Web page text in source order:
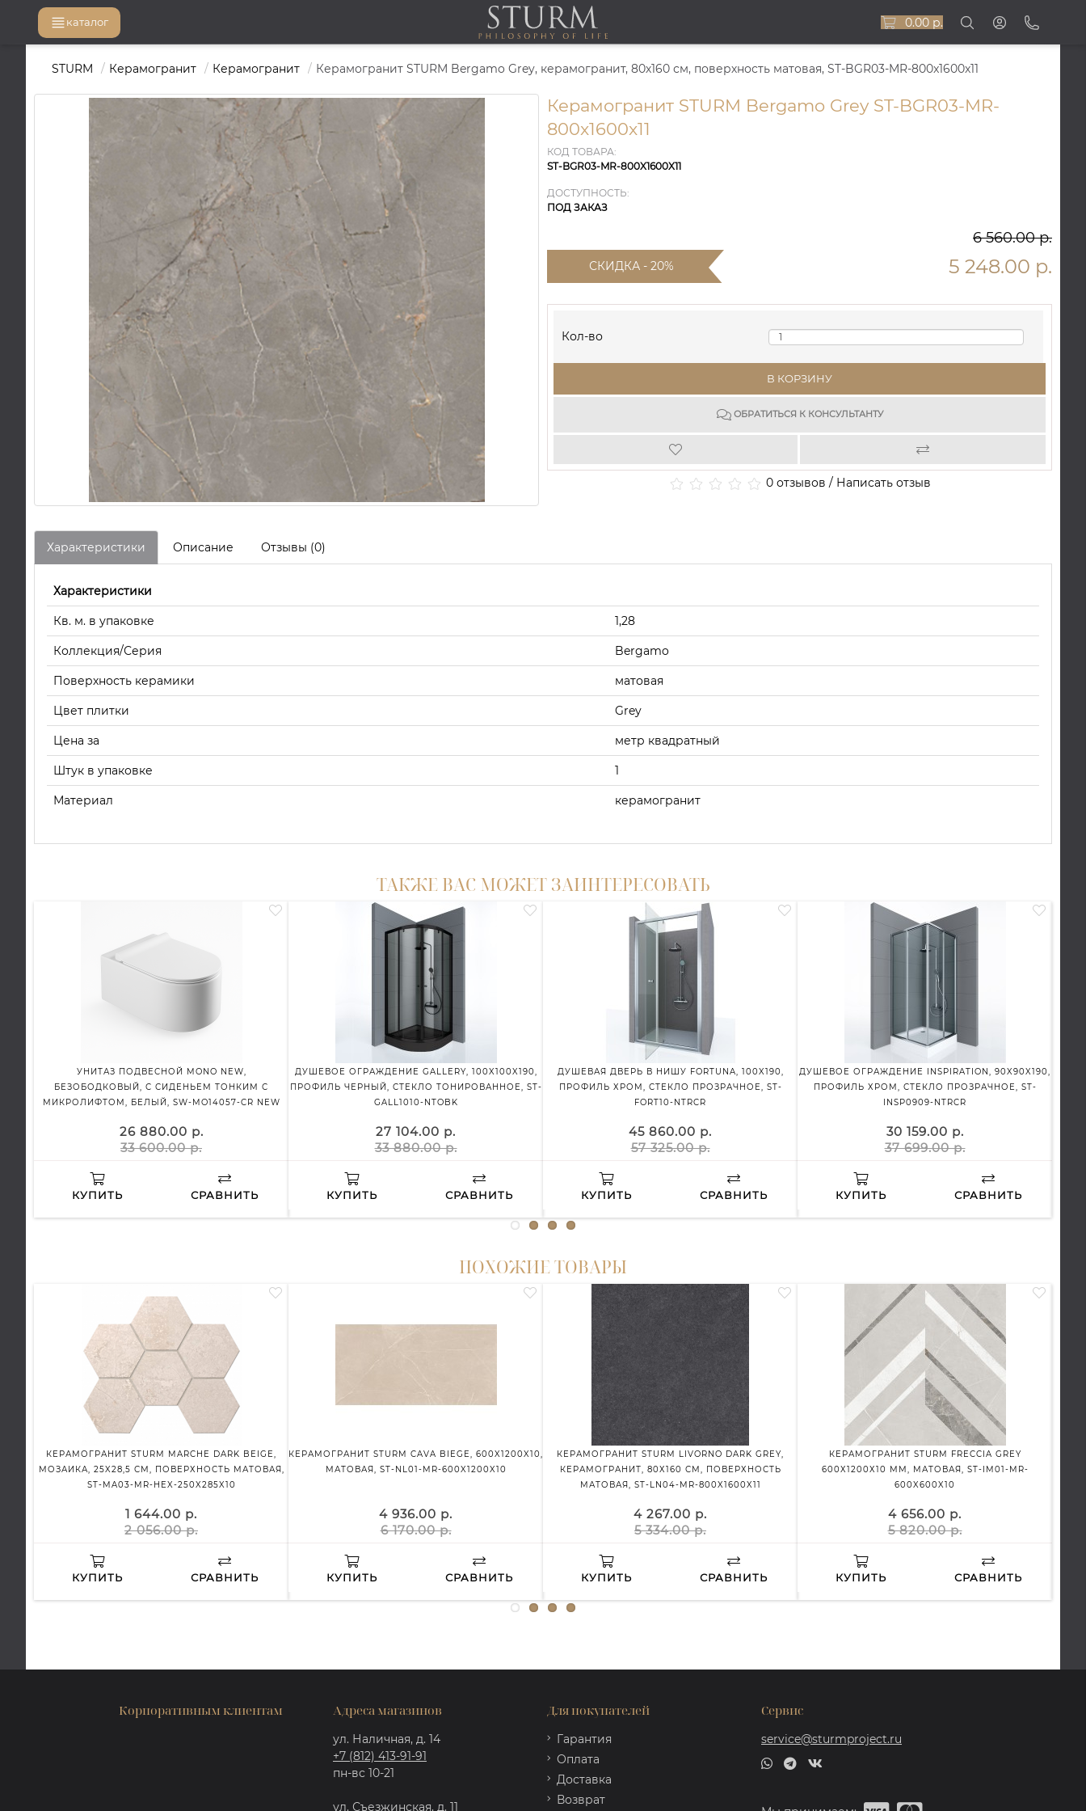
каталог 0.00 р.
STURM Керамогранит Керамогранит Керамогранит STURM Bergamo Grey, керамогранит, 80х160 см, поверхность матовая, ST-BGR03-MR-800x1600x11
Керамогранит STURM Bergamo Grey ST-BGR03-MR-
800x1600x11
КОД ТОВАРА:
ST-BGR03-MR-800X1600X11
ДОСТУПНОСТЬ:
ПОД ЗАКАЗ
6 560.00 р.
СКИДКА - 20% 5 248.00 р.
Кол-во
В КОРЗИНУ
ОБРАТИТЬСЯ К КОНСУЛЬТАНТУ
0 отзывов / Написать отзыв
Характеристики Описание Отзывы (0)
Характеристики
Кв. м. в упаковке 1,28
Коллекция/Серия Bergamo
Поверхность керамики матовая
Цвет плитки Grey
Цена за метр квадратный
Штук в упаковке 1
Материал керамогранит
ТАКЖЕ ВАС МОЖЕТ ЗАИНТЕРЕСОВАТЬ
УНИТАЗ ПОДВЕСНОЙ MONO NEW,
БЕЗОБОДКОВЫЙ, С СИДЕНЬЕМ ТОНКИМ С
МИКРОЛИФТОМ, БЕЛЫЙ, SW-MO14057-CR NEW
26 880.00 р.
33 600.00 р.
КУПИТЬ СРАВНИТЬ
ДУШЕВОЕ ОГРАЖДЕНИЕ GALLERY, 100X100X190,
ПРОФИЛЬ ЧЕРНЫЙ, СТЕКЛО ТОНИРОВАННОЕ, ST-
GALL1010-NTOBK
27 104.00 р.
33 880.00 р.
КУПИТЬ СРАВНИТЬ
ДУШЕВАЯ ДВЕРЬ В НИШУ FORTUNA, 100X190,
ПРОФИЛЬ ХРОМ, СТЕКЛО ПРОЗРАЧНОЕ, ST-
FORT10-NTRCR
45 860.00 р.
57 325.00 р.
КУПИТЬ СРАВНИТЬ
ДУШЕВОЕ ОГРАЖДЕНИЕ INSPIRATION, 90X90X190,
ПРОФИЛЬ ХРОМ, СТЕКЛО ПРОЗРАЧНОЕ, ST-
INSP0909-NTRCR
30 159.00 р.
37 699.00 р.
КУПИТЬ СРАВНИТЬ
ПОХОЖИЕ ТОВАРЫ
КЕРАМОГРАНИТ STURM MARCHE DARK BEIGE,
МОЗАИКА, 25X28,5 СМ, ПОВЕРХНОСТЬ МАТОВАЯ,
ST-MA03-MR-HEX-250X285X10
1 644.00 р.
2 056.00 р.
КУПИТЬ СРАВНИТЬ
КЕРАМОГРАНИТ STURM CAVA BIEGE, 600X1200X10,
МАТОВАЯ, ST-NL01-MR-600X1200X10
4 936.00 р.
6 170.00 р.
КУПИТЬ СРАВНИТЬ
КЕРАМОГРАНИТ STURM LIVORNO DARK GREY,
КЕРАМОГРАНИТ, 80Х160 СМ, ПОВЕРХНОСТЬ
МАТОВАЯ, ST-LN04-MR-800X1600X11
4 267.00 р.
5 334.00 р.
КУПИТЬ СРАВНИТЬ
КЕРАМОГРАНИТ STURM FRECCIA GREY
600Х1200Х10 ММ, МАТОВАЯ, ST-IM01-MR-
600X600X10
4 656.00 р.
5 820.00 р.
КУПИТЬ СРАВНИТЬ
Корпоративным клиентам Адреса магазинов
ул. Наличная, д. 14
+7 (812) 413-91-91
пн-вс 10-21
ул. Съезжинская, д. 11
Для покупателей
Гарантия
Оплата
Доставка
Возврат
Сервис
service@sturmproject.ru